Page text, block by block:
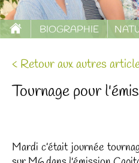
BIOGRAPHIE
< Retour aux autres
Tournage pour
Mardi c’était journée